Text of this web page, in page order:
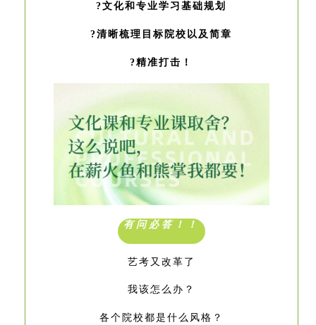
?文化和专业学习基础规划
?清晰梳理目标院校以及简章
?精准打击！
有问必答！！
艺考又改革了
我该怎么办？
各个院校都是什么风格？